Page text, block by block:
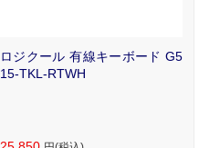
ロジクール 有線キーボード G5
15-TKL-RTWH